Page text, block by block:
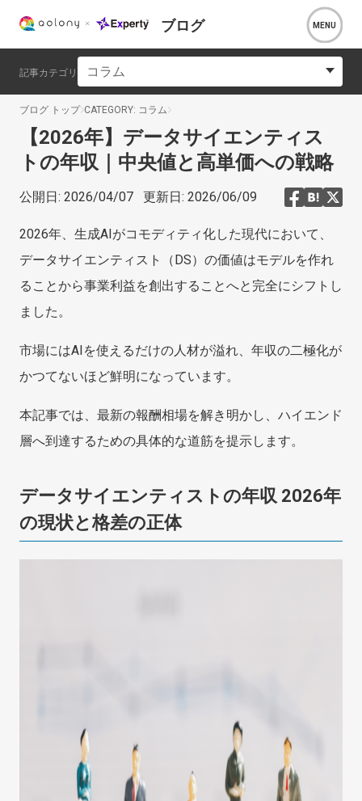
ブログ
記事カテゴリ コラム
ブログ トップ CATEGORY: コラム
【2026年】データサイエンティス
トの年収｜中央値と高単価への戦略
公開日: 2026/04/07 更新日: 2026/06/09
2026年、生成AIがコモディティ化した現代において、
データサイエンティスト（DS）の価値はモデルを作れ
ることから事業利益を創出することへと完全にシフトし
ました。
市場にはAIを使えるだけの人材が溢れ、年収の二極化が
かつてないほど鮮明になっています。
本記事では、最新の報酬相場を解き明かし、ハイエンド
層へ到達するための具体的な道筋を提示します。
データサイエンティストの年収 2026年
の現状と格差の正体